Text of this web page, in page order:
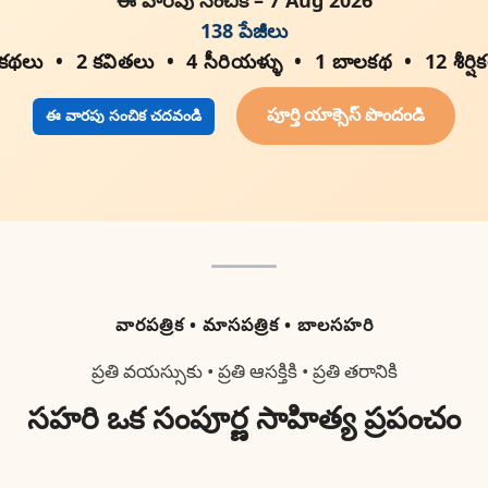
138 పేజీలు
2 కవితలు 4 సీరియళ్ళు 1 బాలకథ 12
ఈ వారపు సంచిక చదవండి పూర్తి యాక్సెస్ పొందండి
వారపత్రిక • మాసపత్రిక • బాలసహరి
ప్రతి వయస్సుకు • ప్రతి ఆసక్తికి • ప్రతి తరానికి
సహరి ఒక సంపూర్ణ సాహిత్య ప్రపంచం